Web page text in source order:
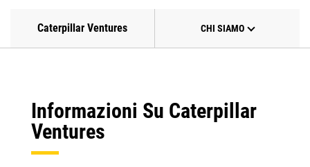
Caterpillar Ventures CHI SIAMO
Informazioni Su Caterpillar
Ventures